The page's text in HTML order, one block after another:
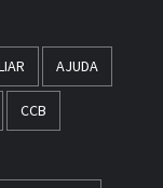
AJUDA
CCB